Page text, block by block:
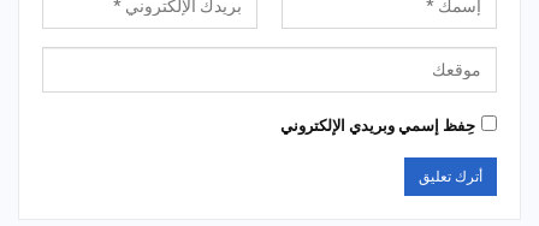
حِفظ إسمي وبريدي الإلكتروني